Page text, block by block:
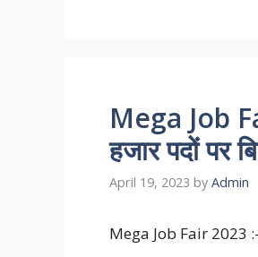
Mega Job
हजार पदों पर
April 19, 2023 by Admin
Mega Job Fair 2023 :-